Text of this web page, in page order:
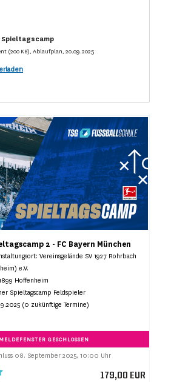
(200 KB), Ablaufplan, 20.09.2025
2 - FC Bayern München
Vereinsgelände SV 1927 Rohrbach
e.V.
Hoffenheim
Spieltagscamp Feldspieler
(0 zukünftige Termine)
GESCHLOSSEN
08. September 2025, 10:00 Uhr
179,00 EUR